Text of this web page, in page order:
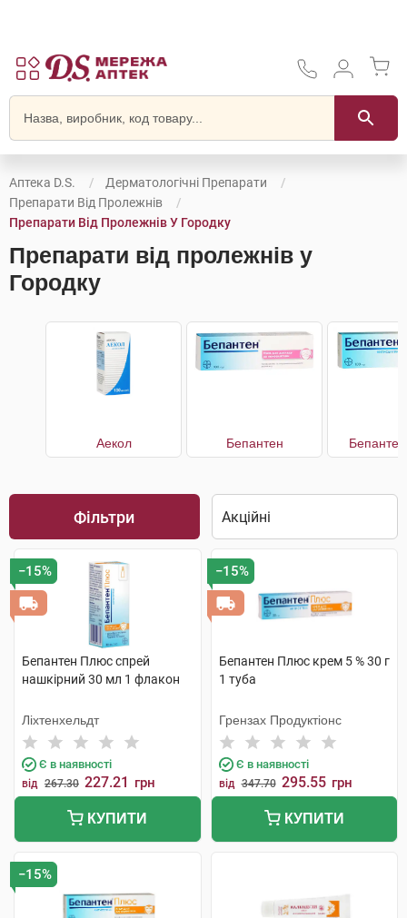
Аптека D.S.
Дерматологічні Препарати
Препарати Від Пролежнів
Препарати Від Пролежнів У Городку
Препарати від пролежнів у
Городку
Аекол Бепантен
Фільтри
−15%
Бепантен Плюс спрей
нашкірний 30 мл 1 флакон
Ліхтенхельдт
Є в наявності
від 267.30 227.21 грн
КУПИТИ
−15%
Бепантен Плюс крем 5 % 30 г
1 туба
Грензах Продуктіонс
Є в наявності
від 347.70 295.55 грн
КУПИТИ
−15%